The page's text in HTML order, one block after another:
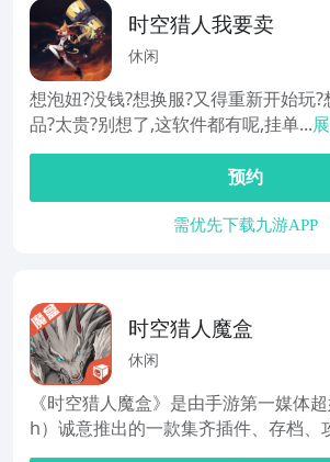
时空猎人我要卖
休闲
想泡妞?没钱?想换服?又得重新开始玩
品?太贵?别想了,这软件都有呢,挂单...
预约
需优先下载九游APP
时空猎人魔盒
休闲
《时空猎人魔盒》是由手游第一媒体
h）诚意推出的一款集齐插件、存档、